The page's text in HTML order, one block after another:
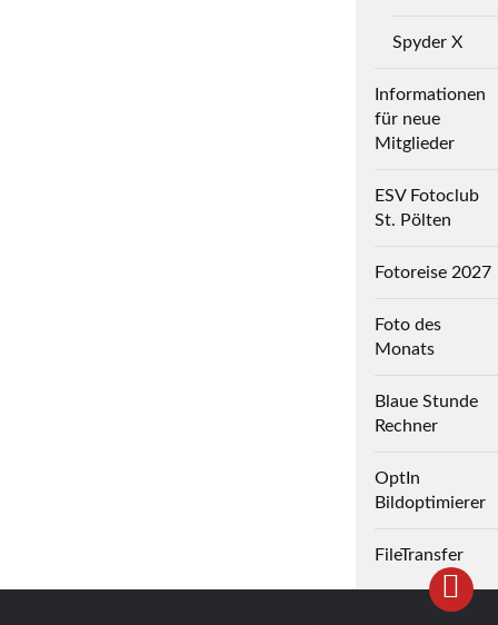
Spyder X
Informationen
für neue
Mitglieder
ESV Fotoclub
St. Pölten
Fotoreise 2027
Foto des
Monats
Blaue Stunde
Rechner
OptIn
Bildoptimierer
FileTransfer